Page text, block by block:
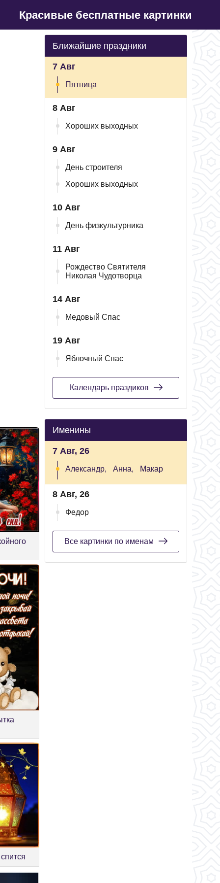
Красивые бесплатные картинки
Ближайшие праздники
7 Авг
Пятница
8 Авг
Хороших выходных
9 Авг
День строителя
Хороших выходных
10 Авг
День физкультурника
11 Авг
Рождество Святителя
Николая Чудотворца
14 Авг
Медовый Спас
19 Авг
Яблочный Спас
Календарь праздиков
Именины
7 Авг, 26
Александр, Анна, Макар
8 Авг, 26
Федор
Все картинки по именам